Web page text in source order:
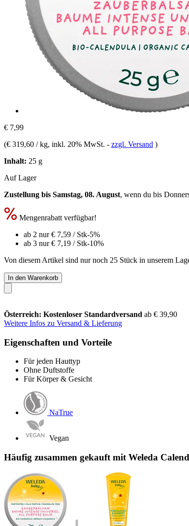
€ 7,99
(€ 319,60 / kg, inkl. 20% MwSt. - zzgl. Versand )
Inhalt: 25 g
Auf Lager
Zustellung bis Samstag, 08. August, wenn du bis
Mengenrabatt verfügbar!
ab 2 nur€ 7,59 / Stk-5%
ab 3 nur€ 7,19 / Stk-10%
Von diesem Artikel sind nur noch 25 Stück in unserem
In den Warenkorb
Österreich: Kostenloser Standardversand ab € 39,90
Weitere Infos zu Versand & Lieferung
Eigenschaften und Vorteile
Für jeden Hauttyp
Ohne Duftstoffe
Für Körper & Gesicht
NaTrue
Vegan
Häufig zusammen gekauft mit Weleda